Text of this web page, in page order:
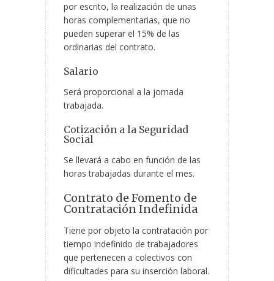
por escrito, la realización de unas
horas complementarias, que no
pueden superar el 15% de las
ordinarias del contrato.
Salario
Será proporcional a la jornada
trabajada.
Cotización a la Seguridad
Social
Se llevará a cabo en función de las
horas trabajadas durante el mes.
Contrato de Fomento de
Contratación Indefinida
Tiene por objeto la contratación por
tiempo indefinido de trabajadores
que pertenecen a colectivos con
dificultades para su inserción laboral.